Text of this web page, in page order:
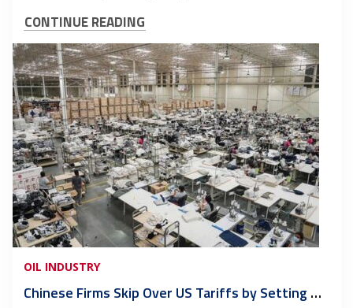
CONTINUE READING
OIL INDUSTRY
Chinese Firms Skip Over US Tariffs by Setting Up Shop in Mexico